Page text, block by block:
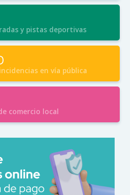
y pistas deportivas
en vía pública
comercio local